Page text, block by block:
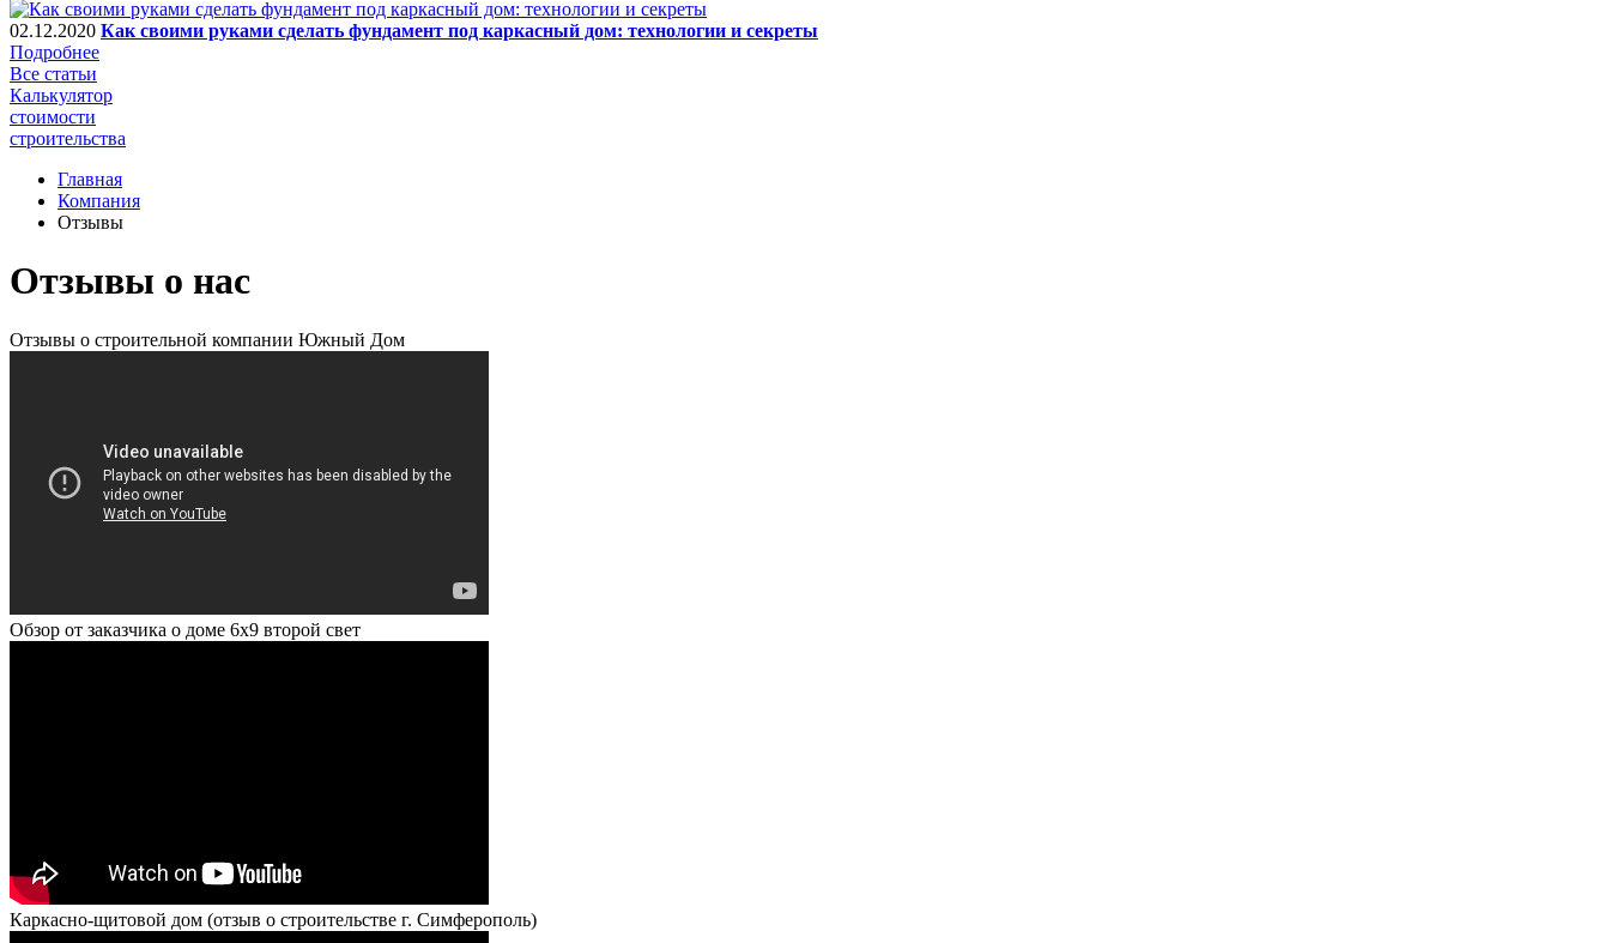
02.12.2020 Как своими руками сделать фундамент под каркасный дом: технологии и секреты
Подробнее
Все статьи
Калькулятор
стоимости
строительства
Главная
Компания
Отзывы
Отзывы о нас
Отзывы о строительной компании Южный Дом
Обзор от заказчика о доме 6х9 второй свет
Каркасно-щитовой дом (отзыв о строительстве г. Симферополь)